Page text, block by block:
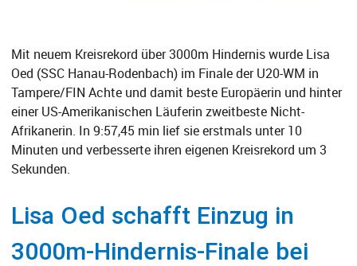
Mit neuem Kreisrekord über 3000m Hindernis wurde Lisa
Oed (SSC Hanau-Rodenbach) im Finale der U20-WM in
Tampere/FIN Achte und damit beste Europäerin und hinter
einer US-Amerikanischen Läuferin zweitbeste Nicht-
Afrikanerin. In 9:57,45 min lief sie erstmals unter 10
Minuten und verbesserte ihren eigenen Kreisrekord um 3
Sekunden.
Lisa Oed schafft Einzug in
3000m-Hindernis-Finale bei